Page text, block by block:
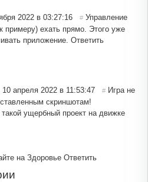
2022 в 03:27:16 # Управление
примеру) ехать прямо. Этого уже
приложение. Ответить
10 апреля 2022 в 11:53:47 # Игра не
скриншотам!
ущербный проект на движке
на Здоровье Ответить